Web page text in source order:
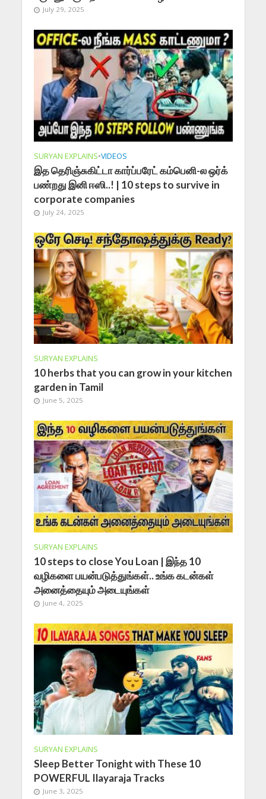
July 29, 2025
SURYAN EXPLAINS•VIDEOS
இத தெரிஞ்சுகிட்டா கார்ப்பரேட் கம்பெனி-ல ஒர்க்
பண்றது இனி ஈஸி..! | 10 steps to survive in
corporate companies
July 24, 2025
SURYAN EXPLAINS
10 herbs that you can grow in your kitchen
garden in Tamil
June 5, 2025
SURYAN EXPLAINS
10 steps to close You Loan | இந்த 10
வழிகளை பயன்படுத்துங்கள்.. உங்க கடன்கள்
அனைத்தையும் அடையுங்கள்
June 4, 2025
SURYAN EXPLAINS
Sleep Better Tonight with These 10
POWERFUL Ilayaraja Tracks
June 3, 2025